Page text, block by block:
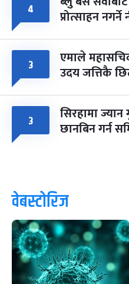
४ प्रोत्साहन नगर्ने
३ एमाले
उदय जत्तिकै
३ सिरहामा
छानबिन गर्न
वेबस्टोरिज